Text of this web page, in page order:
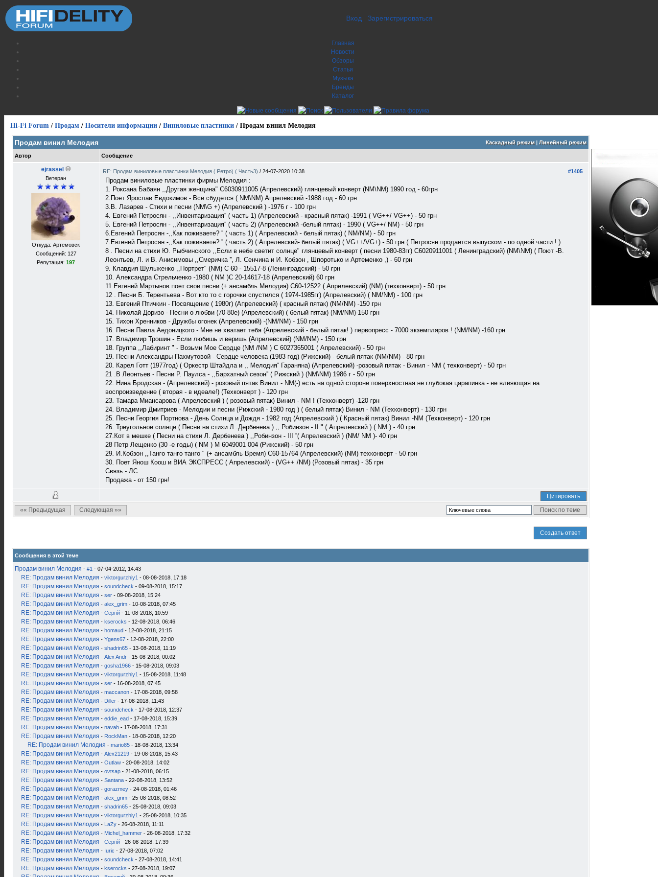
Вход Зарегистрироваться
Главная
Новости
Обзоры
Статьи
Музыка
Бренды
Каталог
Hi-Fi Forum / Продам / Носители информации / Виниловые пластинки / Продам винил Мелодия
Каскадный режим| Линейный режим
Продам винил Мелодия
Автор Сообщение
ejrassel
Ветеран
Откуда: Артемовск
Сообщений: 127
Репутация: 197
#1405
RE: Продам виниловые пластинки Мелодия ( Ретро) ( Часть3) / 24-07-2020 10:38
Продам виниловые пластинки фирмы Мелодия :
1. Роксана Бабаян ,,Другая женщина" С6030911005 (Апрелевский) глянцевый конверт (NM\NM) 1990 год - 60грн
2.Поет Ярослав Евдокимов - Все сбудется ( NM\NM) Апрелевский -1988 год - 60 грн
3.В. Лазарев - Стихи и песни (NM\G +) (Апрелевский ) -1976 г - 100 грн
4. Евгений Петросян - ,,Инвентаризация'' ( часть 1) (Апрелевский - красный пятак) -1991 ( VG++/ VG++) - 50 грн
5. Евгений Петросян - ,,Инвентаризация'' ( часть 2) (Апрелевский -белый пятак) - 1990 ( VG++/ NM) - 50 грн
6.Евгений Петросян -,,Как поживаете? '' ( часть 1) ( Апрелевский - белый пятак) ( NM/NM) - 50 грн
7.Евгений Петросян -,,Как поживаете? '' ( часть 2) ( Апрелевский- белый пятак) ( VG++/VG+) - 50 грн ( Петросян продается выпуском - по одной части ! )
8 . Песни на стихи Ю. Рыбчинского ,,Если в небе светит солнце" глянцевый конверт ( песни 1980-83гг) С6020911001 ( Ленинградский) (NM\NM) ( Поют -В.
Леонтьев, Л. и В. Анисимовы ,,Смеричка '', Л. Сенчина и И. Кобзон , Шпоротько и Артеменко ,) - 60 грн
9. Клавдия Шульженко ,,Портрет" (NM) С 60 - 15517-8 (Ленинградский) - 50 грн
10. Александра Стрельченко -1980 ( NM )С 20-14617-18 (Апрелевский) 60 грн
11.Евгений Мартынов поет свои песни (+ ансамбль Мелодия) С60-12522 ( Апрелевский) (NM) (техконверт) - 50 грн
12 . Песни Б. Терентьева - Вот кто то с горочки спустился ( 1974-1985гг) (Апрелевский) ( NM/NM) - 100 грн
13. Евгений Птичкин - Посвящение ( 1980г) (Апрелевский) ( красный пятак) (NM/NM) -150 грн
14. Николай Доризо - Песни о любви (70-80е) (Апрелевский) ( белый пятак) (NM/NM)-150 грн
15. Тихон Хренников - Дружбы огонек (Апрелевский) -(NM/NM) - 150 грн
16. Песни Павла Аедоницкого - Мне не хватает тебя (Апрелевский - белый пятак! ) первопресс - 7000 экземпляров ! (NM/NM) -160 грн
17. Владимир Трошин - Если любишь и веришь (Апрелевский) (NM/NM) - 150 грн
18. Группа ,,Лабиринт " - Возьми Мое Сердце (NM /NM ) С 6027365001 ( Апрелевский) - 50 грн
19. Песни Александры Пахмутовой - Сердце человека (1983 год) (Рижский) - белый пятак (NM/NM) - 80 грн
20. Карел Готт (1977год) ( Оркестр Штайдла и ,, Мелодия'' Гараняна) (Апрелевский) -розовый пятак - Винил - NM ( техконверт) - 50 грн
21 .В Леонтьев - Песни Р. Паулса - ,,Бархатный сезон'' ( Рижский ) (NM\NM) 1986 г - 50 грн
22. Нина Бродская - (Апрелевский) - розовый пятак Винил - NM(-) есть на одной стороне поверхностная не глубокая царапинка - не влияющая на
воспроизведение ( вторая - в идеале!) (Техконверт ) - 120 грн
23. Тамара Миансарова ( Апрелевский ) ( розовый пятак) Винил - NM ! (Техконверт) -120 грн
24. Владимир Дмитриев - Мелодии и песни (Рижский - 1980 год ) ( белый пятак) Винил - NM (Техконверт) - 130 грн
25. Песни Георгия Портнова - День Солнца и Дождя - 1982 год (Апрелевский ) ( Красный пятак) Винил -NM (Техконверт) - 120 грн
26. Треугольное солнце ( Песни на стихи Л .Дербенева ) ,, Робинзон - II " ( Апрелевский ) ( NM ) - 40 грн
27.Кот в мешке ( Песни на стихи Л. Дербенева ) ,,Робинзон - III ''( Апрелевский ) (NM/ NM )- 40 грн
28 Петр Лещенко (30 -е годы) ( NM ) М 6049001 004 (Рижский) - 50 грн
29. И.Кобзон ,,Танго танго танго " (+ ансамбль Время) С60-15764 (Апрелевский) (NM) техконверт - 50 грн
30. Поет Янош Коош и ВИА ЭКСПРЕСС ( Апрелевский) - (VG++ /NM) (Розовый пятак) - 35 грн
Связь - ЛС
Продажа - от 150 грн!
Цитировать
«« Предыдущая
Следующая »»
Создать ответ
Сообщения в этой теме
Продам винил Мелодия - #1 - 07-04-2012, 14:43
RE: Продам винил Мелодия - viktorgurzhiy1 - 08-08-2018, 17:18
RE: Продам винил Мелодия - soundcheck - 09-08-2018, 15:17
RE: Продам винил Мелодия - ser - 09-08-2018, 15:24
RE: Продам винил Мелодия - alex_grim - 10-08-2018, 07:45
RE: Продам винил Мелодия - Сергій - 11-08-2018, 10:59
RE: Продам винил Мелодия - kserocks - 12-08-2018, 06:46
RE: Продам винил Мелодия - homaud - 12-08-2018, 21:15
RE: Продам винил Мелодия - Ygens67 - 12-08-2018, 22:00
RE: Продам винил Мелодия - shadrin65 - 13-08-2018, 11:19
RE: Продам винил Мелодия - Alex Andr - 15-08-2018, 00:02
RE: Продам винил Мелодия - gosha1966 - 15-08-2018, 09:03
RE: Продам винил Мелодия - viktorgurzhiy1 - 15-08-2018, 11:48
RE: Продам винил Мелодия - ser - 16-08-2018, 07:45
RE: Продам винил Мелодия - maccanon - 17-08-2018, 09:58
RE: Продам винил Мелодия - Diller - 17-08-2018, 11:43
RE: Продам винил Мелодия - soundcheck - 17-08-2018, 12:37
RE: Продам винил Мелодия - eddie_ead - 17-08-2018, 15:39
RE: Продам винил Мелодия - navah - 17-08-2018, 17:31
RE: Продам винил Мелодия - RockMan - 18-08-2018, 12:20
RE: Продам винил Мелодия - mario85 - 18-08-2018, 13:34
RE: Продам винил Мелодия - Alex21219 - 19-08-2018, 15:43
RE: Продам винил Мелодия - Outlaw - 20-08-2018, 14:02
RE: Продам винил Мелодия - ovtsap - 21-08-2018, 06:15
RE: Продам винил Мелодия - Santana - 22-08-2018, 13:52
RE: Продам винил Мелодия - gorazmey - 24-08-2018, 01:46
RE: Продам винил Мелодия - alex_grim - 25-08-2018, 08:52
RE: Продам винил Мелодия - shadrin65 - 25-08-2018, 09:03
RE: Продам винил Мелодия - viktorgurzhiy1 - 25-08-2018, 10:35
RE: Продам винил Мелодия - LaZy - 26-08-2018, 11:11
RE: Продам винил Мелодия - Michel_hammer - 26-08-2018, 17:32
RE: Продам винил Мелодия - Сергій - 26-08-2018, 17:39
RE: Продам винил Мелодия - Iuric - 27-08-2018, 07:02
RE: Продам винил Мелодия - soundcheck - 27-08-2018, 14:41
RE: Продам винил Мелодия - kserocks - 27-08-2018, 19:07